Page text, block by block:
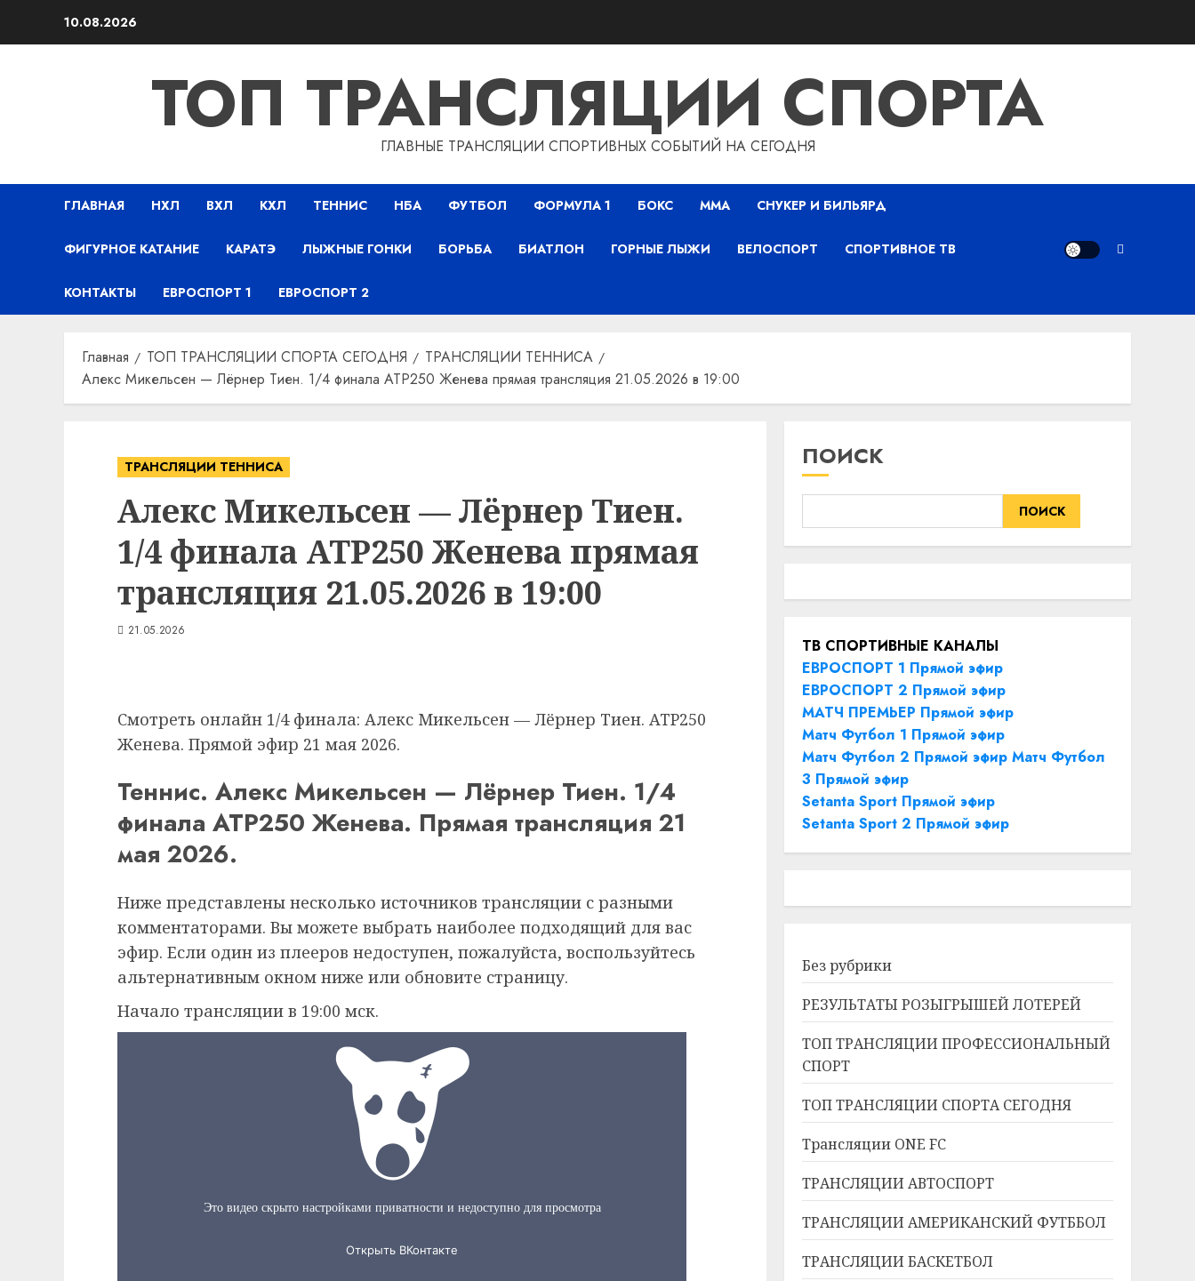
10.08.2026
ТОП ТРАНСЛЯЦИИ СПОРТА
ГЛАВНЫЕ ТРАНСЛЯЦИИ СПОРТИВНЫХ СОБЫТИЙ НА СЕГОДНЯ
ГЛАВНАЯ НХЛ ВХЛ КХЛ ТЕННИС НБА ФУТБОЛ ФОРМУЛА 1 БОКС ММА СНУКЕР И БИЛЬЯРД
ФИГУРНОЕ КАТАНИЕ КАРАТЭ ЛЫЖНЫЕ ГОНКИ БОРЬБА БИАТЛОН ГОРНЫЕ ЛЫЖИ ВЕЛОСПОРТ СПОРТИВНОЕ ТВ
КОНТАКТЫ ЕВРОСПОРТ 1 ЕВРОСПОРТ 2
Главная ТОП ТРАНСЛЯЦИИ СПОРТА СЕГОДНЯ
ТРАНСЛЯЦИИ ТЕННИСА
Алекс Микельсен — Лёрнер Тиен. 1/4 финала ATP250 Женева прямая трансляция 21.05.2026 в 19:00
ТРАНСЛЯЦИИ ТЕННИСА
Алекс Микельсен — Лёрнер Тиен.
1/4 финала ATP250 Женева прямая
трансляция 21.05.2026 в 19:00
21.05.2026
Смотреть онлайн 1/4 финала: Алекс Микельсен — Лёрнер Тиен. ATP250
Женева. Прямой эфир 21 мая 2026.
Теннис. Алекс Микельсен — Лёрнер Тиен. 1/4
финала ATP250 Женева. Прямая трансляция 21
мая 2026.
Ниже представлены несколько источников трансляции с разными
комментаторами. Вы можете выбрать наиболее подходящий для вас
эфир. Если один из плееров недоступен, пожалуйста, воспользуйтесь
альтернативным окном ниже или обновите страницу.
Начало трансляции в 19:00 мск.
ПОИСК
ПОИСК
ТВ СПОРТИВНЫЕ КАНАЛЫ
ЕВРОСПОРТ 1 Прямой эфир
ЕВРОСПОРТ 2 Прямой эфир
МАТЧ ПРЕМЬЕР Прямой эфир
Матч Футбол 1 Прямой эфир
Матч Футбол 2 Прямой эфир Матч Футбол
3 Прямой эфир
Setanta Sport Прямой эфир
Setanta Sport 2 Прямой эфир
Без рубрики
РЕЗУЛЬТАТЫ РОЗЫГРЫШЕЙ ЛОТЕРЕЙ
ТОП ТРАНСЛЯЦИИ ПРОФЕССИОНАЛЬНЫЙ
СПОРТ
ТОП ТРАНСЛЯЦИИ СПОРТА СЕГОДНЯ
Трансляции ONE FC
ТРАНСЛЯЦИИ АВТОСПОРТ
ТРАНСЛЯЦИИ АМЕРИКАНСКИЙ ФУТББОЛ
ТРАНСЛЯЦИИ БАСКЕТБОЛ